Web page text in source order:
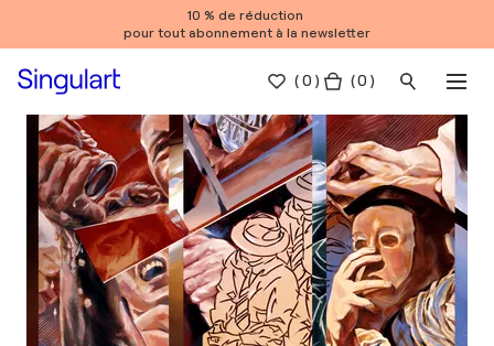
10 % de réduction
pour tout abonnement à la newsletter
(0 ) ( 0 )